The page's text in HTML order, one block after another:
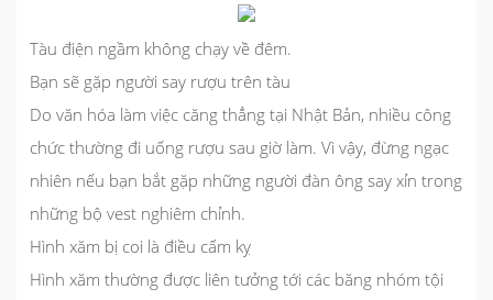
Tàu điện ngầm không chạy về đêm.
Bạn sẽ gặp người say rượu trên tàu
Do văn hóa làm việc căng thẳng tại Nhật Bản, nhiều công
chức thường đi uống rượu sau giờ làm. Vì vậy, đừng ngạc
nhiên nếu bạn bắt gặp những người đàn ông say xỉn trong
những bộ vest nghiêm chỉnh.
Hình xăm bị coi là điều cấm kỵ
Hình xăm thường được liên tưởng tới các băng nhóm tội